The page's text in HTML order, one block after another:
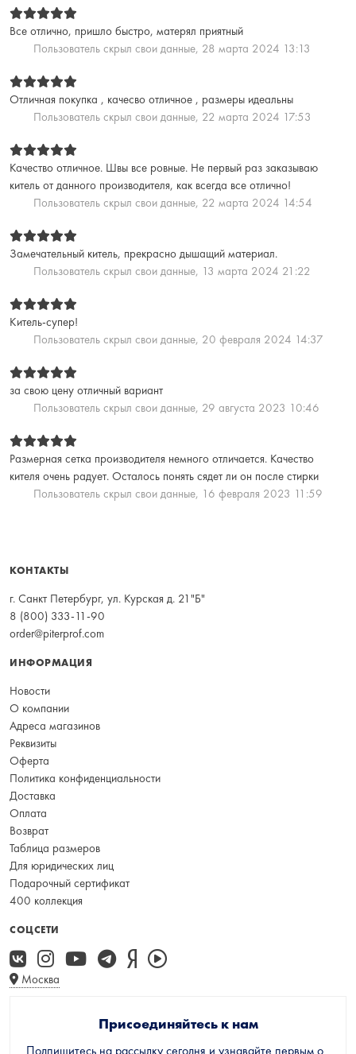
Все отлично, пришло быстро, матерял приятный
Пользователь скрыл свои данные, 28 марта 2024 13:13
Отличная покупка , качесво отличное , размеры идеальны
Пользователь скрыл свои данные, 22 марта 2024 17:53
Качество отличное. Швы все ровные. Не первый раз заказываю
китель от данного производителя, как всегда все отлично!
Пользователь скрыл свои данные, 22 марта 2024 14:54
Замечательный китель, прекрасно дышащий материал.
Пользователь скрыл свои данные, 13 марта 2024 21:22
Китель-супер!
Пользователь скрыл свои данные, 20 февраля 2024 14:37
за свою цену отличный вариант
Пользователь скрыл свои данные, 29 августа 2023 10:46
Размерная сетка производителя немного отличается. Качество
кителя очень радует. Осталось понять сядет ли он после стирки
Пользователь скрыл свои данные, 16 февраля 2023 11:59
КОНТАКТЫ
г. Санкт Петербург, ул. Курская д. 21"Б"
8 (800) 333-11-90
order@piterprof.com
ИНФОРМАЦИЯ
Новости
О компании
Адреса магазинов
Реквизиты
Оферта
Политика конфиденциальности
Доставка
Оплата
Возврат
Таблица размеров
Для юридических лиц
Подарочный сертификат
400 коллекция
СОЦСЕТИ
Москва
Присоединяйтесь к нам
Подпишитесь на рассылку сегодня и узнавайте первым о